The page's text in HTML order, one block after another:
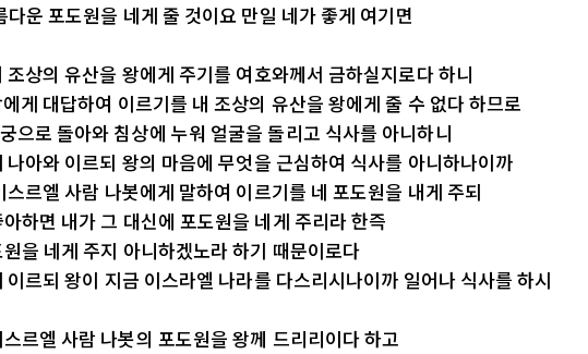
운 포도원을 네게 줄 것이요 만일 네가 좋게 여기면
상의 유산을 왕에게 주기를 여호와께서 금하실지로다 하니
게 대답하여 이르기를 내 조상의 유산을 왕에게 줄 수 없다 하므로
으로 돌아와 침상에 누워 얼굴을 돌리고 식사를 아니하니
아와 이르되 왕의 마음에 무엇을 근심하여 식사를 아니하나이까
르엘 사람 나봇에게 말하여 이르기를 네 포도원을 내게 주되
하면 내가 그 대신에 포도원을 네게 주리라 한즉
을 네게 주지 아니하겠노라 하기 때문이로다
르되 왕이 지금 이스라엘 나라를 다스리시나이까 일어나 식사를 하시
르엘 사람 나봇의 포도원을 왕께 드리리이다 하고